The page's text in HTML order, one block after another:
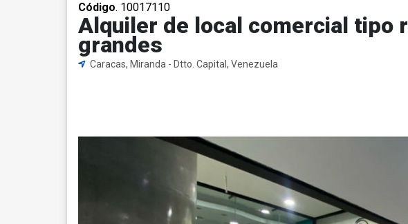
Código. 10017110
Alquiler de local comercial tipo
grandes
Caracas, Miranda - Dtto. Capital, Venezuela